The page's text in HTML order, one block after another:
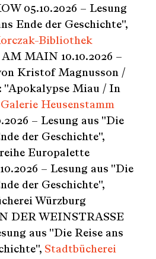
05.10.2026 – Lesung
Ende der Geschichte",
Bibliothek
MAIN 10.10.2026 –
Kristof Magnusson /
"Apokalypse Miau / In
Galerie Heusenstamm
– Lesung aus "Die
der Geschichte",
Europalette
– Lesung aus "Die
der Geschichte",
Würzburg
DER WEINSTRASSE
aus "Die Reise ans
Stadtbücherei